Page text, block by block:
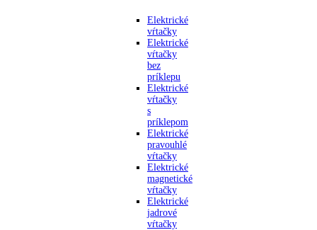
Elektrické
vŕtačky
Elektrické
vŕtačky
bez
príklepu
Elektrické
vŕtačky
s
príklepom
Elektrické
pravouhlé
vŕtačky
Elektrické
magnetické
vŕtačky
Elektrické
jadrové
vŕtačky